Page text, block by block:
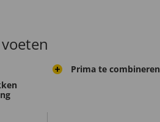
Prima te combineren